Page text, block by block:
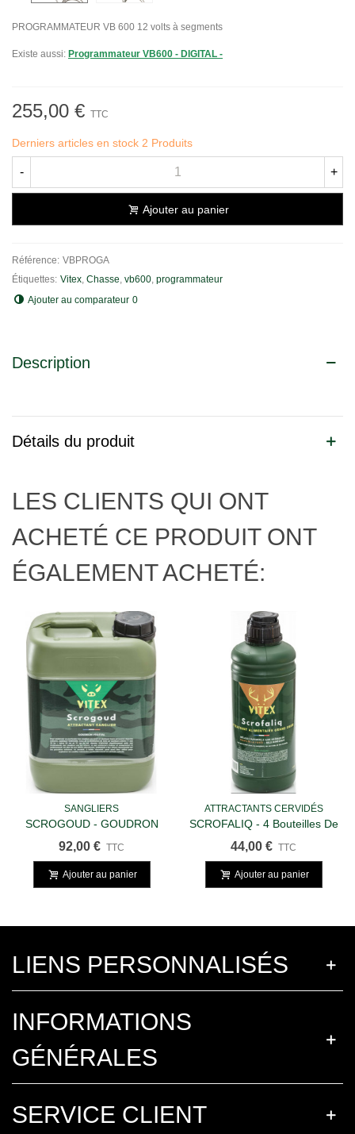
PROGRAMMATEUR VB 600 12 volts à segments
Existe aussi: Programmateur VB600 - DIGITAL -
255,00 € TTC
Derniers articles en stock 2 Produits
- +
Ajouter au panier
Référence: VBPROGA
Étiquettes: Vitex, Chasse, vb600, programmateur
Ajouter au comparateur 0
Description
Détails du produit
LES CLIENTS QUI ONT
ACHETÉ CE PRODUIT ONT
ÉGALEMENT ACHETÉ:
SANGLIERS
SCROGOUD - GOUDRON
VÉGÉTAL DIT "DE
92,00 € TTC
Ajouter au panier
ATTRACTANTS CERVIDÉS
SCROFALIQ - 4 Bouteilles De
1kg
44,00 € TTC
Ajouter au panier
LIENS PERSONNALISÉS
INFORMATIONS
GÉNÉRALES
SERVICE CLIENT